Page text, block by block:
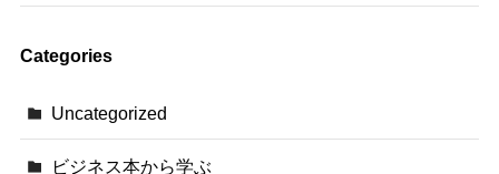
Categories
Uncategorized
ビジネス本から学ぶ